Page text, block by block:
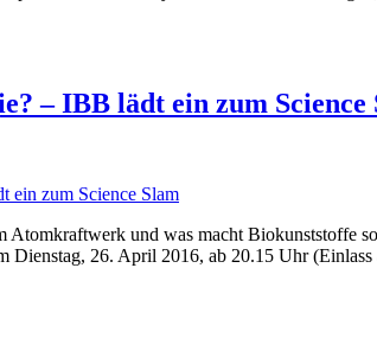
– IBB lädt ein zum Science
und was macht Biokunststoffe
Dienstag, 26. April 2016, ab 20.15 Uhr